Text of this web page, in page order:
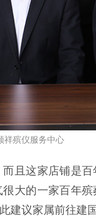
祥殡仪服务中心
且这家店铺是
大的一家百年
建议家属前往建